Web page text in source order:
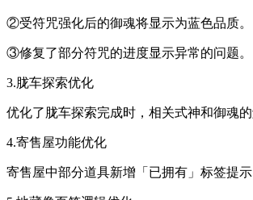
②受符咒强化后的御魂将显示为蓝色品质。
③修复了部分符咒的进度显示异常的问题。
3.胧车探索优化
优化了胧车探索完成时，相关式神和御魂的
4.寄售屋功能优化
寄售屋中部分道具新增「已拥有」标签提示